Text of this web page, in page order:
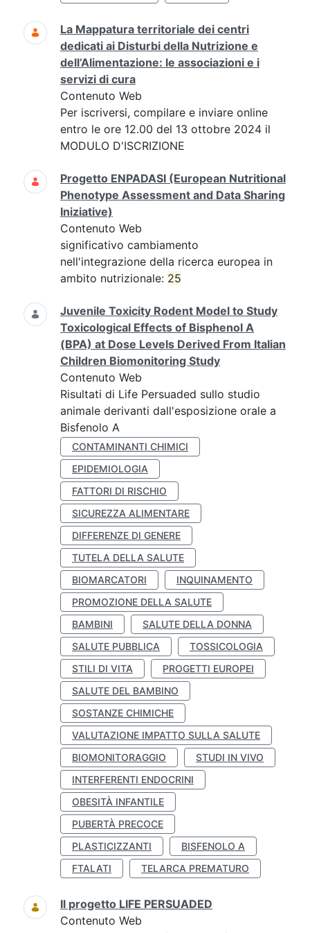
La Mappatura territoriale dei centri
dedicati ai Disturbi della Nutrizione e
dell’Alimentazione: le associazioni e i
servizi di cura
Contenuto Web
Per iscriversi, compilare e inviare online
entro le ore 12.00 del 13 ottobre 2024 il
MODULO D'ISCRIZIONE
Progetto ENPADASI (European Nutritional
Phenotype Assessment and Data Sharing
Iniziative)
Contenuto Web
significativo cambiamento
nell'integrazione della ricerca europea in
ambito nutrizionale: 25
Juvenile Toxicity Rodent Model to Study
Toxicological Effects of Bisphenol A
(BPA) at Dose Levels Derived From Italian
Children Biomonitoring Study
Contenuto Web
Risultati di Life Persuaded sullo studio
animale derivanti dall'esposizione orale a
Bisfenolo A
CONTAMINANTI CHIMICI
EPIDEMIOLOGIA
FATTORI DI RISCHIO
SICUREZZA ALIMENTARE
DIFFERENZE DI GENERE
TUTELA DELLA SALUTE
BIOMARCATORI
INQUINAMENTO
PROMOZIONE DELLA SALUTE
BAMBINI
SALUTE DELLA DONNA
SALUTE PUBBLICA
TOSSICOLOGIA
STILI DI VITA
PROGETTI EUROPEI
SALUTE DEL BAMBINO
SOSTANZE CHIMICHE
VALUTAZIONE IMPATTO SULLA SALUTE
BIOMONITORAGGIO
STUDI IN VIVO
INTERFERENTI ENDOCRINI
OBESITÀ INFANTILE
PUBERTÀ PRECOCE
PLASTICIZZANTI
BISFENOLO A
FTALATI
TELARCA PREMATURO
Il progetto LIFE PERSUADED
Contenuto Web